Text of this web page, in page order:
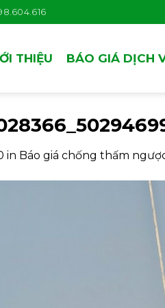
THIỆU BÁO GIÁ DỊCH
in Báo giá chống thấm